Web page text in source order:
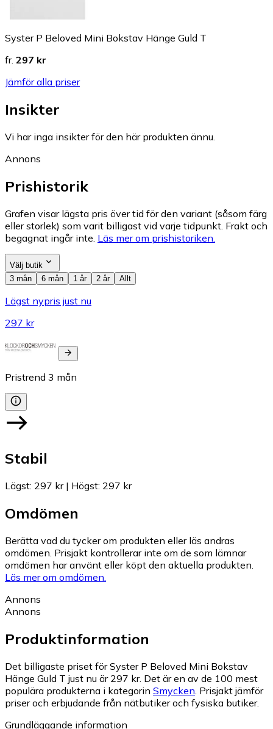
Syster P Beloved Mini Bokstav Hänge Guld T
fr. 297 kr
Jämför alla priser
Insikter
Vi har inga insikter för den här produkten ännu.
Annons
Prishistorik
Grafen visar lägsta pris över tid för den variant (såsom färg
eller storlek) som varit billigast vid varje tidpunkt. Frakt och
begagnat ingår inte. Läs mer om prishistoriken.
Välj butik
3 mån
6 mån 1 år 2 år Allt
Lägst nypris just nu
297 kr
Pristrend 3 mån
Stabil
Lägst: 297 kr| Högst: 297 kr
Omdömen
Berätta vad du tycker om produkten eller läs andras
omdömen. Prisjakt kontrollerar inte om de som lämnar
omdömen har använt eller köpt den aktuella produkten.
Läs mer om omdömen.
Annons
Annons
Produktinformation
Det billigaste priset för Syster P Beloved Mini Bokstav
Hänge Guld T just nu är 297 kr. Det är en av de 100 mest
populära produkterna i kategorin Smycken Prisjakt jämför
priser och erbjudande från nätbutiker och fysiska butiker.
Grundläggande information